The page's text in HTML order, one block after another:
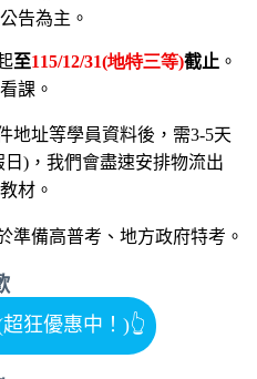
告為主。
至115/12/31(地特三等)截止 。
課。
地址等學員資料後，需3-5天
)，我們會盡速安排物流出
材。
準備高普考、地方政府特考。
狂優惠中！)👆